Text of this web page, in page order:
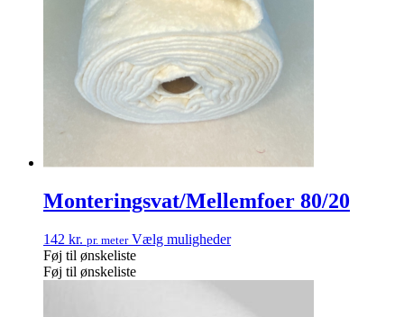
Monteringsvat/Mellemfoer 80/20
142 kr. pr. meter Vælg muligheder
Føj til ønskeliste
Føj til ønskeliste